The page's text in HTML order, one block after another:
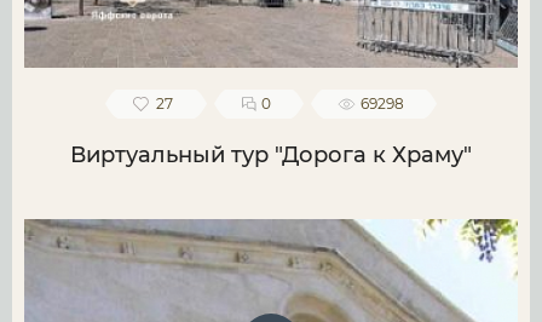
27 0 69298
Виртуальный тур "Дорога к Храму"